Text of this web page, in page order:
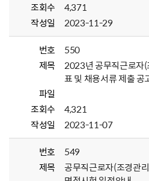
조회수
4,371
작성일
2023-11-29
번호
550
제목
2023년 공무직근로자
표 및 채용서류 제출 공
파일
조회수
4,321
작성일
2023-11-07
번호
549
제목
공무직근로자(조경관